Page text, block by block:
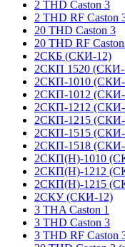
2 THD Caston 3
2 THD RF Caston
20 THD Caston 3
20 THD RF
2СКБ (СКИ-12)
2СКП 1520 (СКИ-
2СКП-1010 (СКИ-
2СКП-1012 (СКИ-
2СКП-1212 (СКИ-
2СКП-1215 (СКИ-
2СКП-1515 (СКИ-
2СКП-1518 (СКИ-
2СКП(Н)-1010
2СКП(Н)-1212
2СКП(Н)-1215
2СКУ (СКИ-12)
3 THA Caston 1
3 THD Caston 3
3 THD RF Caston